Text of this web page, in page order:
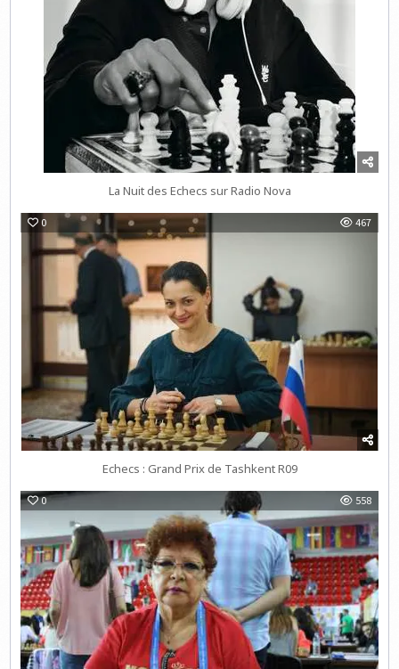
La Nuit des Echecs sur Radio Nova
0 467
Echecs : Grand Prix de Tashkent R09
0 558